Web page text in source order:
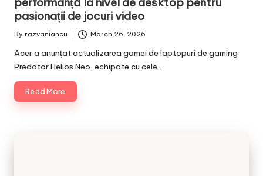
pasionații de jocuri video
Posted
By razvaniancu March 26, 2026
Acer a anunțat actualizarea gamei de laptopuri de gaming
Predator Helios Neo, echipate cu cele…
Read More